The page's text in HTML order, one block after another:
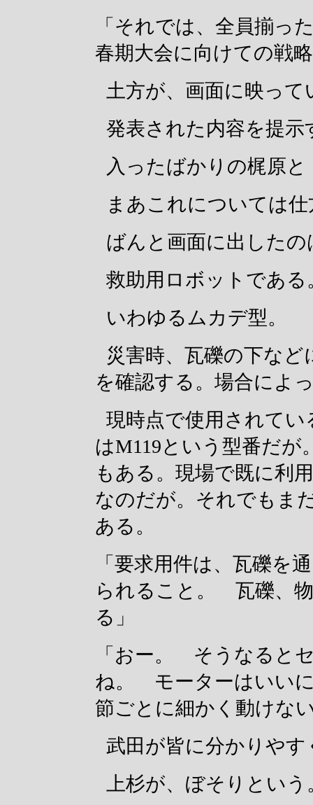
「それでは、全員揃っ
春期大会に向けての戦
土方が、画面に映っ
発表された内容を提示
入ったばかりの梶原
まあこれについては
ばんと画面に出したの
救助用ロボットである
いわゆるムカデ型。
災害時、瓦礫の下な
を確認する。場合によ
現時点で使用されて
はM119という型番だが
もある。現場で既に利
なのだが。それでもま
ある。
「要求用件は、瓦礫
られること。 瓦礫、
る」
「おー。 そうなると
ね。 モーターはいい
節ごとに細かく動けな
武田が皆に分かりや
上杉が、ぼそりという